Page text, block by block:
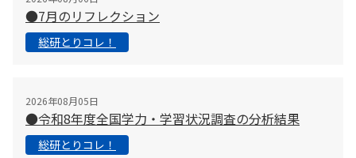
●7月のリフレクション
総研とりコレ！
2026年08月05日
●令和8年度全国学力・学習状況調査の分析結果
総研とりコレ！